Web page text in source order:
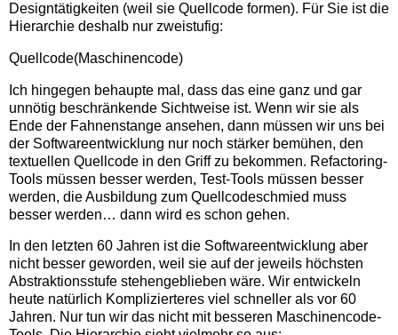
Designtätigkeiten (weil sie Quellcode formen). Für Sie ist die
Hierarchie deshalb nur zweistufig:
Quellcode(Maschinencode)
Ich hingegen behaupte mal, dass das eine ganz und gar
unnötig beschränkende Sichtweise ist. Wenn wir sie als
Ende der Fahnenstange ansehen, dann müssen wir uns bei
der Softwareentwicklung nur noch stärker bemühen, den
textuellen Quellcode in den Griff zu bekommen. Refactoring-
Tools müssen besser werden, Test-Tools müssen besser
werden, die Ausbildung zum Quellcodeschmied muss
besser werden… dann wird es schon gehen.
In den letzten 60 Jahren ist die Softwareentwicklung aber
nicht besser geworden, weil sie auf der jeweils höchsten
Abstraktionsstufe stehengeblieben wäre. Wir entwickeln
heute natürlich Komplizierteres viel schneller als vor 60
Jahren. Nur tun wir das nicht mit besseren Maschinencode-